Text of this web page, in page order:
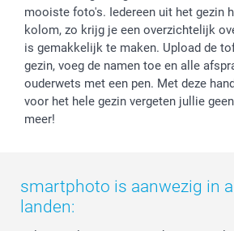
mooiste foto's. Iedereen uit het gezin
kolom, zo krijg je een overzichtelijk
is gemakkelijk te maken. Upload de
gezin, voeg de namen toe en alle
ouderwets met een pen. Met deze
voor het hele gezin vergeten jullie
meer!
smartphoto is aanwezig in
landen: